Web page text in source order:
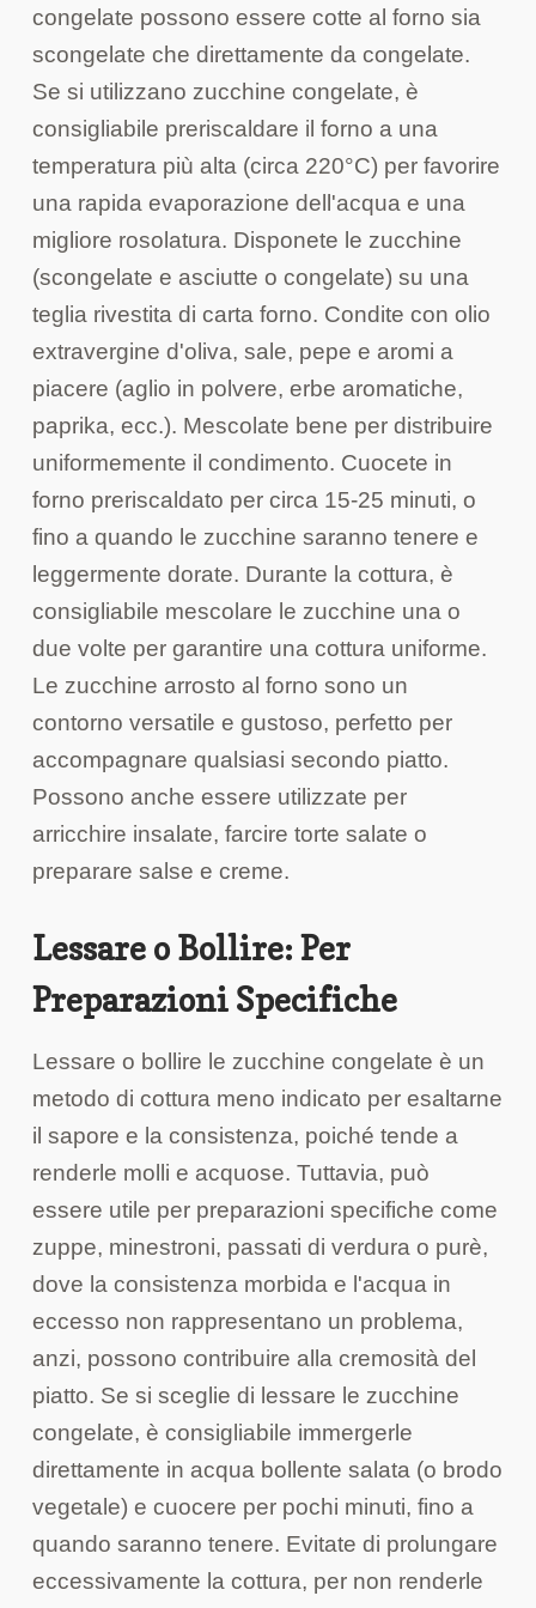
congelate possono essere cotte al forno sia
scongelate che direttamente da congelate.
Se si utilizzano zucchine congelate, è
consigliabile preriscaldare il forno a una
temperatura più alta (circa 220°C) per favorire
una rapida evaporazione dell'acqua e una
migliore rosolatura. Disponete le zucchine
(scongelate e asciutte o congelate) su una
teglia rivestita di carta forno. Condite con olio
extravergine d'oliva, sale, pepe e aromi a
piacere (aglio in polvere, erbe aromatiche,
paprika, ecc.). Mescolate bene per distribuire
uniformemente il condimento. Cuocete in
forno preriscaldato per circa 15-25 minuti, o
fino a quando le zucchine saranno tenere e
leggermente dorate. Durante la cottura, è
consigliabile mescolare le zucchine una o
due volte per garantire una cottura uniforme.
Le zucchine arrosto al forno sono un
contorno versatile e gustoso, perfetto per
accompagnare qualsiasi secondo piatto.
Possono anche essere utilizzate per
arricchire insalate, farcire torte salate o
preparare salse e creme.
Lessare o Bollire: Per
Preparazioni Specifiche
Lessare o bollire le zucchine congelate è un
metodo di cottura meno indicato per esaltarne
il sapore e la consistenza, poiché tende a
renderle molli e acquose. Tuttavia, può
essere utile per preparazioni specifiche come
zuppe, minestroni, passati di verdura o purè,
dove la consistenza morbida e l'acqua in
eccesso non rappresentano un problema,
anzi, possono contribuire alla cremosità del
piatto. Se si sceglie di lessare le zucchine
congelate, è consigliabile immergerle
direttamente in acqua bollente salata (o brodo
vegetale) e cuocere per pochi minuti, fino a
quando saranno tenere. Evitate di prolungare
eccessivamente la cottura, per non renderle